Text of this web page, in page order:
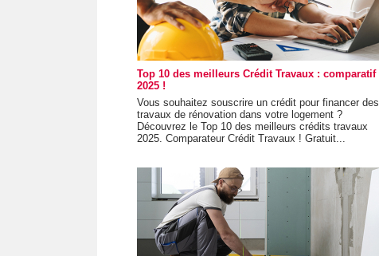
Top 10 des meilleurs Crédit Travaux : comparatif
2025 !
Vous souhaitez souscrire un crédit pour financer des
travaux de rénovation dans votre logement ?
Découvrez le Top 10 des meilleurs crédits travaux
2025. Comparateur Crédit Travaux ! Gratuit...